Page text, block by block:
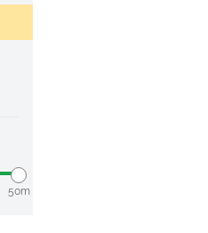
50m